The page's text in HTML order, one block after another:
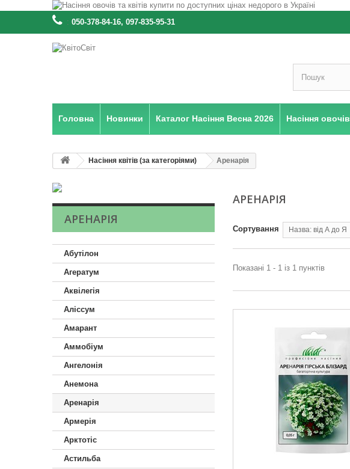
: 050-378-84-16, 097-835-95-31
Головна Новинки Каталог Насіння Весна 2026 Насіння овочів
Насіння квітів (за категоріями) Аренарія
АРЕНАРІЯ
Абутілон
Агератум
Аквілегія
Аліссум
Амарант
Аммобіум
Ангелонія
Анемона
Аренарія
Армерія
Арктотiс
Астильба
АРЕНАРІЯ
Сортування Назва: від А до Я
Показані 1 - 1 із 1 пунктів